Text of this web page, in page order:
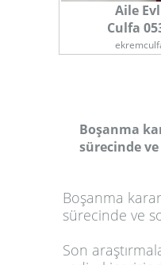
Aile
Culfa
Boşanma
sürecinde
Boşanma
sürecinde ve
Son